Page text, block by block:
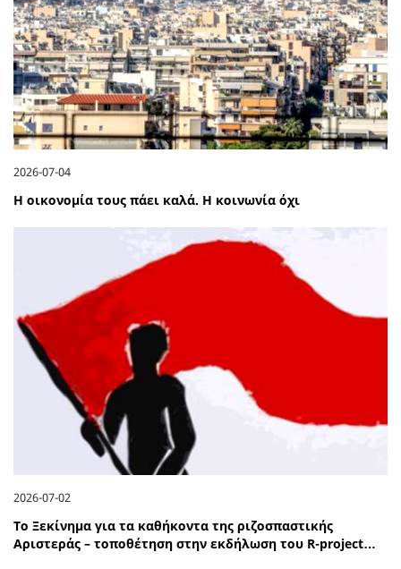
2026-07-04
Η οικονομία τους πάει καλά. Η κοινωνία όχι
2026-07-02
Το Ξεκίνημα για τα καθήκοντα της ριζοσπαστικής
Αριστεράς – τοποθέτηση στην εκδήλωση του R-project…